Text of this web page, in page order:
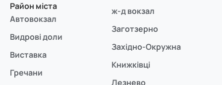
Район міста
Автовокзал
Видрові доли
Виставка
Гречани
ж-д вокзал
Заготзерно
Західно-Окружна
Книжківці
Лезнево